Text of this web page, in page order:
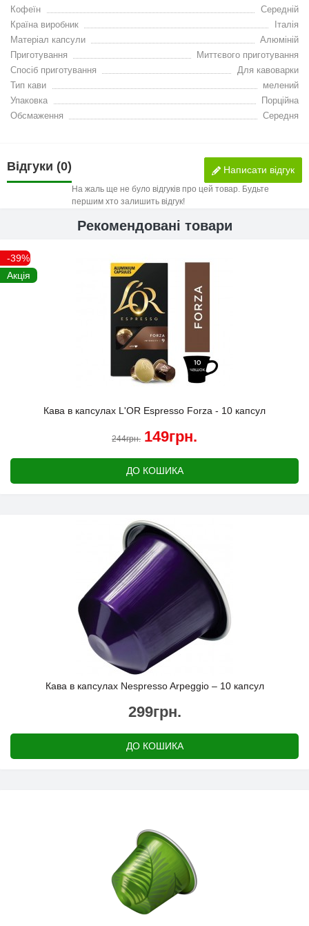
Кофеїн
Середній
Країна виробник
Італія
Матеріал капсули
Алюміній
Приготування
Миттєвого приготування
Спосіб приготування
Для кавоварки
Тип кави
мелений
Упаковка
Порційна
Обсмаження
Середня
Відгуки (0) Написати відгук
На жаль ще не було відгуків про цей товар. Будьте
першим хто залишить відгук!
Рекомендовані товари
-39%
Акція
Кава в капсулах L'OR Espresso Forza - 10 капсул
244грн. 149грн.
ДО КОШИКА
Кава в капсулах Nespresso Arpeggio – 10 капсул
299грн.
ДО КОШИКА